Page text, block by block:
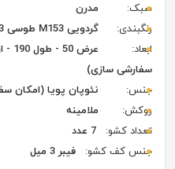
سبک:
مدرن
رنگبندی:
گردویی M153 طوسی M13 (امکان سفارشی سازی)
ابعاد:
سفارشی سازی)
جنس:
نئوپان پویا (امکان
روکش:
ملامینه
تعداد کشو:
7 عدد
جنس کف کشو:
فیبر 3 میل